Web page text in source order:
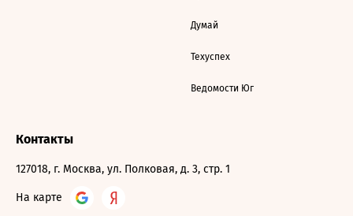
Думай
Техуспех
Ведомости Юг
Контакты
127018, г. Москва, ул. Полковая, д. 3, стр. 1
На карте